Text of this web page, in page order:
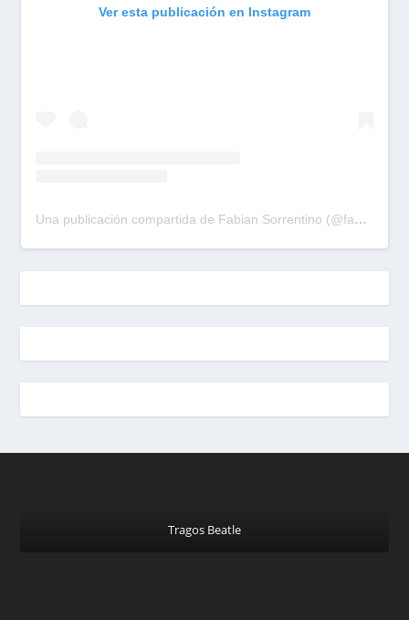
Ver esta publicación en Instagram
Una publicación compartida de Fabian Sorrentino (@fabiansonria)
Tragos Beatle